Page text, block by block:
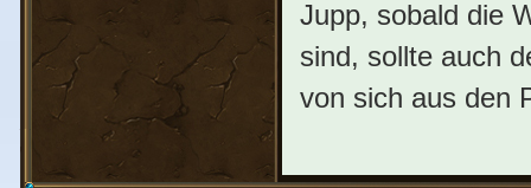
Jupp, sobald die
sind, sollte auch
von sich aus den